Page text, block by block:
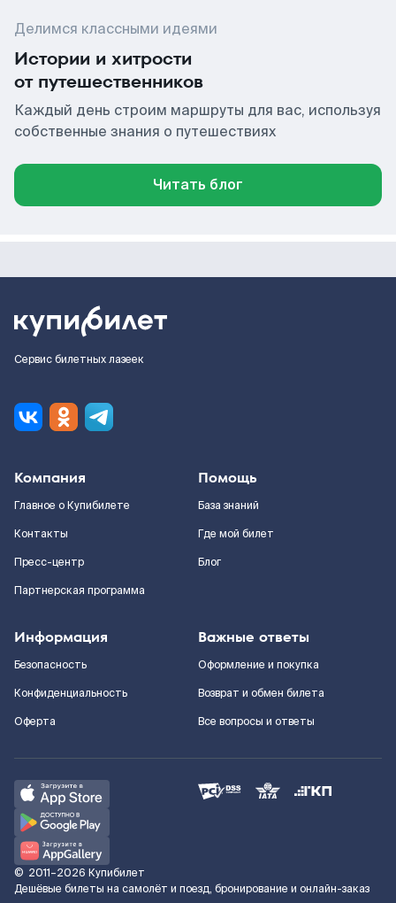
Делимся классными идеями
Истории и хитрости
от путешественников
Каждый день строим маршруты для вас, используя
собственные знания о путешествиях
Читать блог
Сервис билетных лазеек
Компания
Главное о Купибилете
Контакты
Пресс-центр
Партнерская программа
Помощь
База знаний
Где мой билет
Блог
Информация
Безопасность
Конфиденциальность
Оферта
Важные ответы
Оформление и покупка
Возврат и обмен билета
Все вопросы и ответы
© 2011–2026 Купибилет
Дешёвые билеты на самолёт и поезд, бронирование и онлайн-заказ